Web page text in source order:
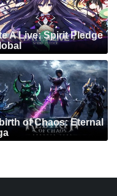
A Live: Spirit Pledge
of Chaos: Eternal